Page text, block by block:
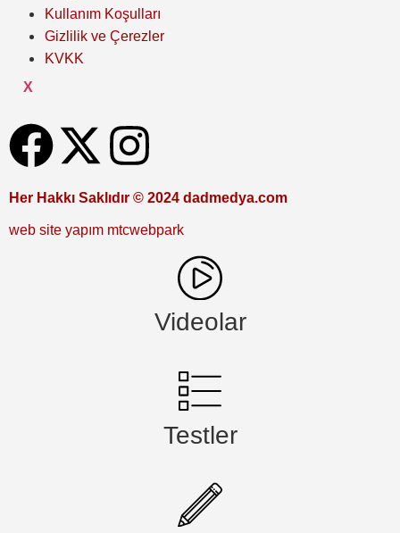
Kullanım Koşulları
Gizlilik ve Çerezler
KVKK
X
Her Hakkı Saklıdır © 2024 dadmedya.com
web site yapım mtcwebpark
Videolar
Testler